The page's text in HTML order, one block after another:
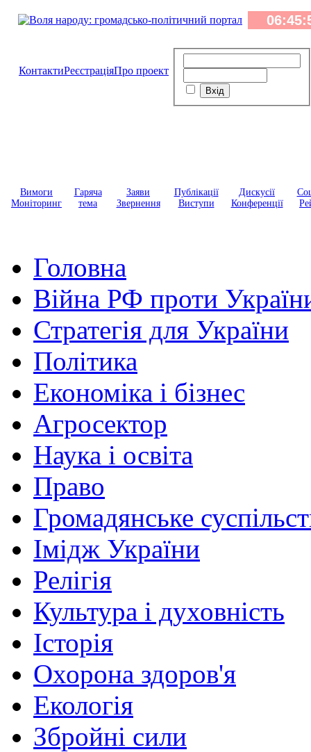
КонтактиРеєстраціяПро проект
Вимоги
Моніторинг
Гаряча
тема
Заяви
Звернення
Публікації
Виступи
Дискусії
Конференції
Головна
Війна РФ проти
Стратегія для України
Політика
Економіка і бізнес
Агросектор
Наука і освіта
Право
Громадянське
Імідж України
Релігія
Культура і духовність
Історія
Охорона здоров'я
Екологія
Збройні сили